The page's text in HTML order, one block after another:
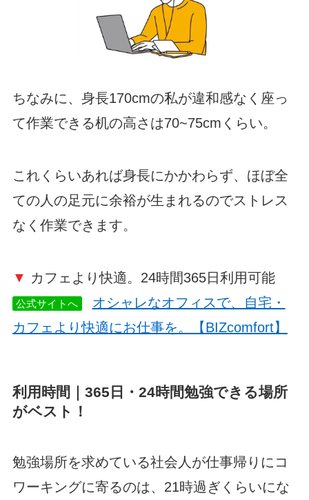
ちなみに、身長170cmの私が違和感なく座っ
て作業できる机の高さは70~75cmくらい。
これくらいあれば身長にかかわらず、ほぼ全
ての人の足元に余裕が生まれるのでストレス
なく作業できます。
▼ カフェより快適。24時間365日利用可能
公式サイトへ
オシャレなオフィスで、自宅・
カフェより快適にお仕事を。【BIZcomfort】
利用時間｜365日・24時間勉強できる場所
がベスト！
勉強場所を求めている社会人が仕事帰りにコ
ワーキングに寄るのは、21時過ぎくらいにな